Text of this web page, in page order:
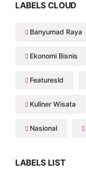
LABELS CLOUD
Banyumad Raya
Ekonomi Bisnis
Featuresld
Kuliner Wisata
Nasional
LABELS LIST